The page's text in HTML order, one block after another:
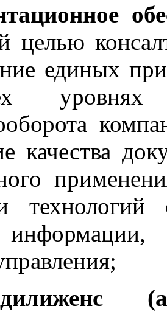
целью
единых
уровнях
качества
технологий